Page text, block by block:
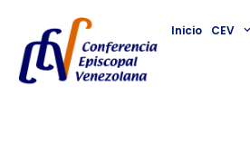
Inicio CEV